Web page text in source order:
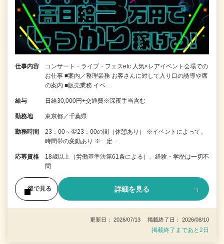
仕事内容
コンサート・ライブ・フェスetc 人気×レアイベント会場での
お仕事 ■案内／整理業務 お客さんに対して入り口の誘導や席
の案内 ■販売業務 イベ…
給与 日給30,000円+交通費※深夜手当含む
勤務地 東京都／千葉県
勤務時間
23：00～翌23：00の間（休憩あり） ※イベントによって、
時間帯の変動あり ※一定…
応募資格
18歳以上（労働基準法第61条による）、経験・学歴は一切不
問
後で見る 詳細を見る
更新日： 2026/07/13 掲載終了日： 2026/08/10
掲載終了まであと2日